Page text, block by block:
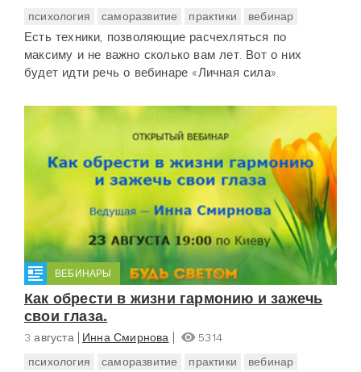
психология
саморазвитие практики вебинар
Есть техники, позволяющие расчехляться по
максиму и не важно сколько вам лет. Вот о них
будет идти речь о вебинаре «Личная сила».
ВЕБИНАРЫ
Как обрести в жизни гармонию и зажечь
свои глаза.
3 августа Инна Смирнова
5314
психология
саморазвитие практики вебинар